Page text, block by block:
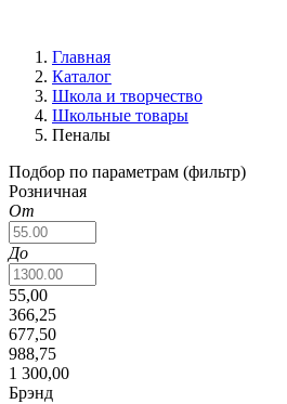
Главная
Каталог
Школа и творчество
Школьные товары
Пеналы
Подбор по параметрам (фильтр)
Розничная
От
До
55,00
366,25
677,50
988,75
1 300,00
Брэнд